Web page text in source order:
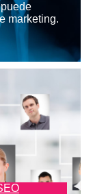
marketing.